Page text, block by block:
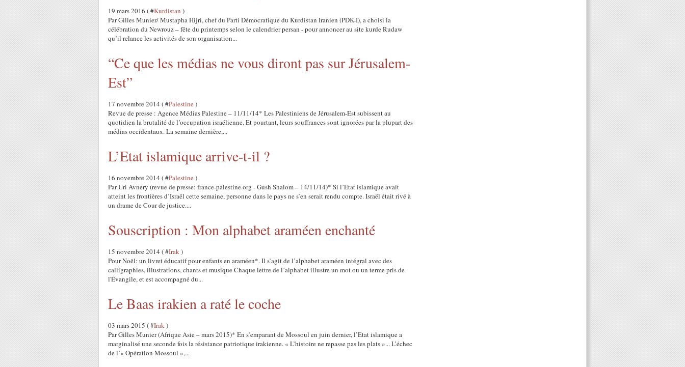
19 mars 2016 ( #Kurdistan )
Par Gilles Munier/ Mustapha Hijri, chef du Parti Démocratique du Kurdistan Iranien (PDK-I), a choisi la
célébration du Newrouz – fête du printemps selon le calendrier persan - pour annoncer au site kurde Rudaw
qu’il relance les activités de son organisation...
“Ce que les médias ne vous diront pas sur Jérusalem-
Est”
17 novembre 2014 ( #Palestine)
Revue de presse : Agence Médias Palestine – 11/11/14* Les Palestiniens de Jérusalem-Est subissent au
quotidien la brutalité de l’occupation israélienne. Et pourtant, leurs souffrances sont ignorées par la plupart des
médias occidentaux. La semaine dernière,...
L’Etat islamique arrive-t-il ?
16 novembre 2014 ( #Palestine)
Par Uri Avnery (revue de presse: france-palestine.org - Gush Shalom – 14/11/14)* Si l’État isla­mique avait
atteint les fron­tières d’Israël cette semaine, per­sonne dans le pays ne s’en serait rendu compte. Israël était rivé à
un drame de Cour de justice....
Souscription : Mon alphabet araméen enchanté
15 novembre 2014 ( #Irak)
Pour Noël: un livret éducatif pour enfants en araméen*. Il s’agit de l’alphabet araméen intégral avec des
calligraphies, illustrations, chants et musique Chaque lettre de l’alphabet illustre un mot ou un terme pris de
l'Évangile, et est accompagné du...
Le Baas irakien a raté le coche
03 mars 2015 ( #Irak)
Par Gilles Munier (Afrique Asie – mars 2015)* En s’emparant de Mossoul en juin dernier, l’Etat islamique a
marginalisé une seconde fois la résistance patriotique irakienne. « L’histoire ne repasse pas les plats »... L’échec
de l’« Opération Mossoul »,...